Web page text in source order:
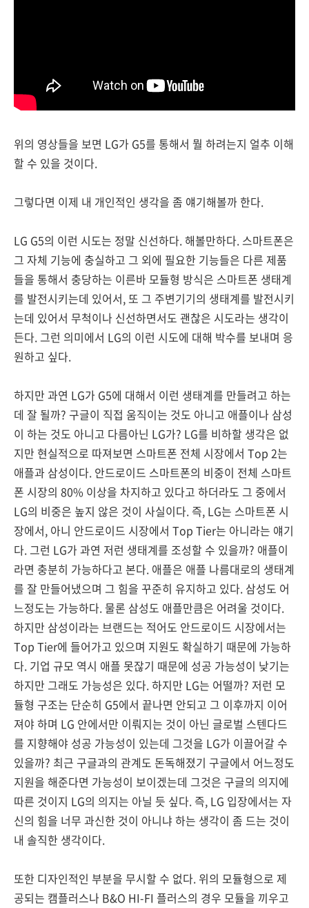
위의 영상들을 보면 LG가 G5를 통해서 뭘 하려는지 얼추 이해
할 수 있을 것이다.
그렇다면 이제 내 개인적인 생각을 좀 얘기해볼까 한다.
LG G5의 이런 시도는 정말 신선하다. 해볼만하다. 스마트폰은
그 자체 기능에 충실하고 그 외에 필요한 기능들은 다른 제품
들을 통해서 충당하는 이른바 모듈형 방식은 스마트폰 생태계
를 발전시키는데 있어서, 또 그 주변기기의 생태계를 발전시키
는데 있어서 무척이나 신선하면서도 괜찮은 시도라는 생각이
든다. 그런 의미에서 LG의 이런 시도에 대해 박수를 보내며 응
원하고 싶다.
하지만 과연 LG가 G5에 대해서 이런 생태계를 만들려고 하는
데 잘 될까? 구글이 직접 움직이는 것도 아니고 애플이나 삼성
이 하는 것도 아니고 다름아닌 LG가? LG를 비하할 생각은 없
지만 현실적으로 따져보면 스마트폰 전체 시장에서 Top 2는
애플과 삼성이다. 안드로이드 스마트폰의 비중이 전체 스마트
폰 시장의 80% 이상을 차지하고 있다고 하더라도 그 중에서
LG의 비중은 높지 않은 것이 사실이다. 즉, LG는 스마트폰 시
장에서, 아니 안드로이드 시장에서 Top Tier는 아니라는 얘기
다. 그런 LG가 과연 저런 생태계를 조성할 수 있을까? 애플이
라면 충분히 가능하다고 본다. 애플은 애플 나름대로의 생태계
를 잘 만들어냈으며 그 힘을 꾸준히 유지하고 있다. 삼성도 어
느정도는 가능하다. 물론 삼성도 애플만큼은 어려울 것이다.
하지만 삼성이라는 브랜드는 적어도 안드로이드 시장에서는
Top Tier에 들어가고 있으며 지원도 확실하기 때문에 가능하
다. 기업 규모 역시 애플 못잖기 때문에 성공 가능성이 낮기는
하지만 그래도 가능성은 있다. 하지만 LG는 어떨까? 저런 모
듈형 구조는 단순히 G5에서 끝나면 안되고 그 이후까지 이어
져야 하며 LG 안에서만 이뤄지는 것이 아닌 글로벌 스텐다드
를 지향해야 성공 가능성이 있는데 그것을 LG가 이끌어갈 수
있을까? 최근 구글과의 관계도 돈독해졌기 구글에서 어느정도
지원을 해준다면 가능성이 보이겠는데 그것은 구글의 의지에
따른 것이지 LG의 의지는 아닐 듯 싶다. 즉, LG 입장에서는 자
신의 힘을 너무 과신한 것이 아니냐 하는 생각이 좀 드는 것이
내 솔직한 생각이다.
또한 디자인적인 부분을 무시할 수 없다. 위의 모듈형으로 제
공되는 캠플러스나 B&O HI-FI 플러스의 경우 모듈을 끼우고